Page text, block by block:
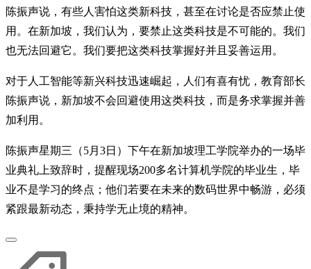
陈振声说，有些人害怕这类新科技，甚至在讨论是否应禁止使
用。在新加坡，我们认为，要禁止这类科技是不可能的。我们
也无法回避它。我们要把这类科技掌握好并且妥善运用。
对于人工智能等新兴科技迅速崛起，人们有喜有忧，教育部长
陈振声说，新加坡不会回避使用这类科技，而是务求掌握并善
加利用。
陈振声星期三（5月3日）下午在新加坡理工学院举办的一场毕
业典礼上致辞时，提醒现场200多名计算机学院的毕业生，毕
业不是学习的终点；他们若要在未来的数码世界中畅游，必须
紧跟最新动态，秉持学无止境的精神。